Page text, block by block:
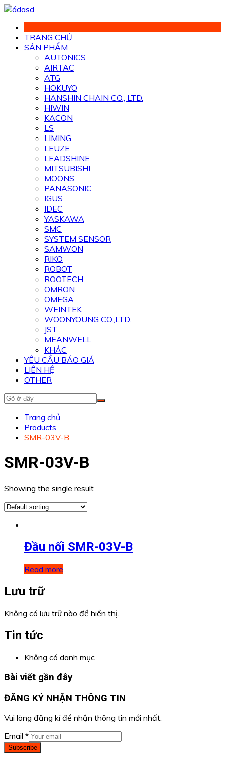
Chuyển
phần
dung
TRANG CHỦ
SẢN PHẨM
AUTONICS
AIRTAC
ATG
HOKUYO
HANSHIN CHAIN CO., LTD.
HIWIN
KACON
LS
LIMING
LEUZE
LEADSHINE
MITSUBISHI
MOONS’
PANASONIC
IGUS
IDEC
YASKAWA
SMC
SYSTEM SENSOR
SAMWON
RIKO
ROBOT
ROOTECH
OMRON
OMEGA
WEINTEK
WOONYOUNG CO.,LTD.
JST
MEANWELL
KHÁC
YÊU CẦU BÁO GIÁ
LIÊN HỆ
OTHER
Trang chủ
Products
SMR-03V-B
SMR-03V-B
Showing the single result
Đầu nối SMR-03V-B
Read more
Lưu trữ
Không có lưu trữ nào để hiển thị.
Tin tức
Không có danh mục
Bài viết gần đây
ĐĂNG KÝ NHẬN THÔNG TIN
Vui lòng đăng kí để nhận thông tin mới nhất.
Email *
Subscribe